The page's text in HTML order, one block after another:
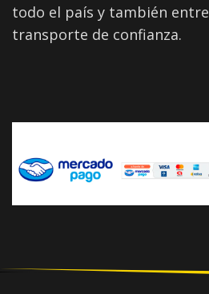
todo el país y también
transporte de confianza.